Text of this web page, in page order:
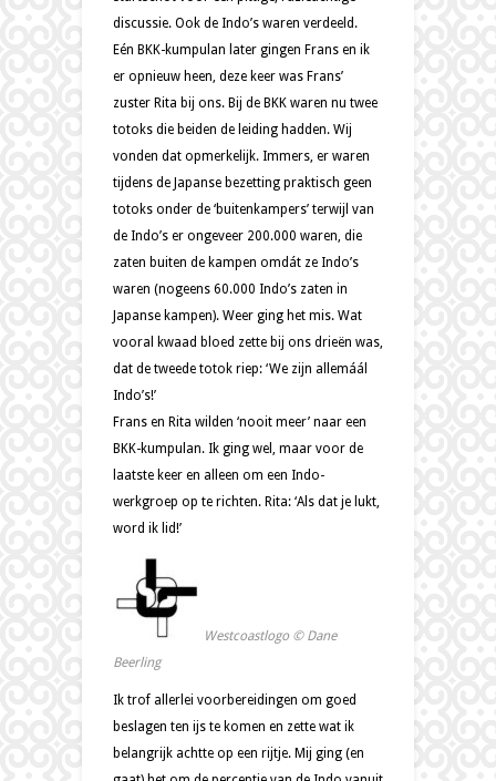
discussie. Ook de Indo’s waren verdeeld.
Eén BKK-kumpulan later gingen Frans en ik
er opnieuw heen, deze keer was Frans’
zuster Rita bij ons. Bij de BKK waren nu twee
totoks die beiden de leiding hadden. Wij
vonden dat opmerkelijk. Immers, er waren
tijdens de Japanse bezetting praktisch geen
totoks onder de ‘buitenkampers’ terwijl van
de Indo’s er ongeveer 200.000 waren, die
zaten buiten de kampen omdát ze Indo’s
waren (nogeens 60.000 Indo’s zaten in
Japanse kampen). Weer ging het mis. Wat
vooral kwaad bloed zette bij ons drieën was,
dat de tweede totok riep: ‘We zijn allemáál
Indo’s!’
Frans en Rita wilden ‘nooit meer’ naar een
BKK-kumpulan. Ik ging wel, maar voor de
laatste keer en alleen om een Indo-
werkgroep op te richten. Rita: ‘Als dat je lukt,
word ik lid!’
Westcoastlogo © Dane
Beerling
Ik trof allerlei voorbereidingen om goed
beslagen ten ijs te komen en zette wat ik
belangrijk achtte op een rijtje. Mij ging (en